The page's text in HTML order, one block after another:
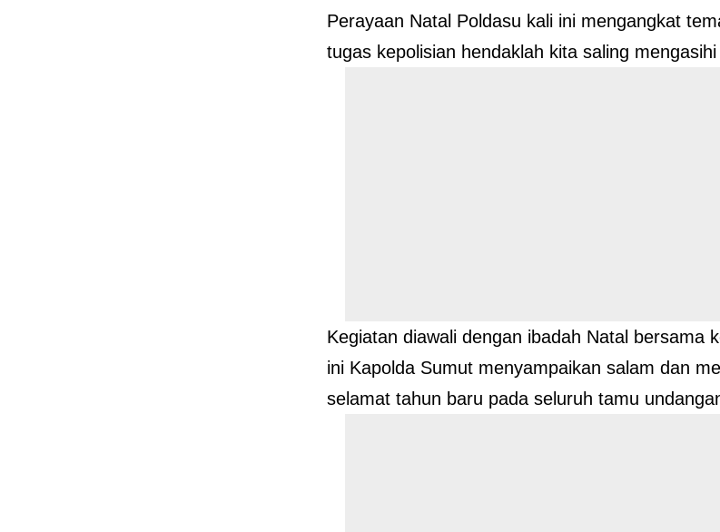
Perayaan Natal Poldasu kali ini mengangkat
tugas kepolisian hendaklah kita saling
Kegiatan diawali dengan ibadah Natal bersama
ini Kapolda Sumut menyampaikan salam dan
selamat tahun baru pada seluruh tamu